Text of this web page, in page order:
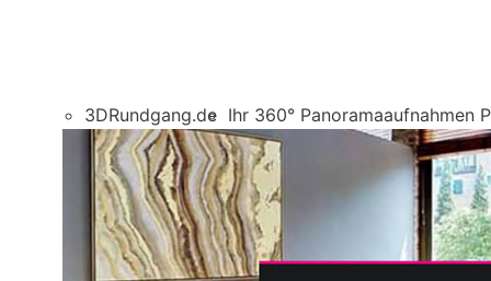
3DRundgang.de Ihr 360° Panoramaaufnahmen